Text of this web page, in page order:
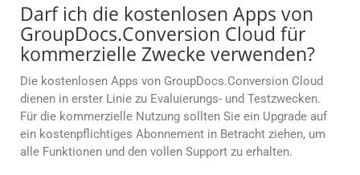
Darf ich die kostenlosen Apps von
GroupDocs.Conversion Cloud für
kommerzielle Zwecke verwenden?
Die kostenlosen Apps von GroupDocs.Conversion Cloud
dienen in erster Linie zu Evaluierungs- und Testzwecken.
Für die kommerzielle Nutzung sollten Sie ein Upgrade auf
ein kostenpflichtiges Abonnement in Betracht ziehen, um
alle Funktionen und den vollen Support zu erhalten.